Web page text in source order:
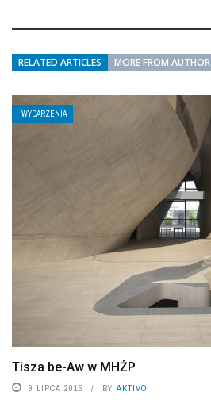
RELATED ARTICLES MORE FROM AUTHOR
WYDARZENIA
Tisza be-Aw w MHŻP
9 LIPCA 2015 BY AKTIVO